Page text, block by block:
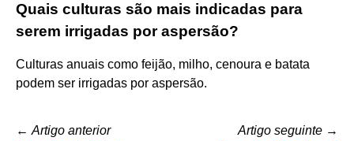
Quais culturas são mais indicadas para
serem irrigadas por aspersão?
Culturas anuais como feijão, milho, cenoura e batata
podem ser irrigadas por aspersão.
← Artigo anterior
Artigo seguinte →